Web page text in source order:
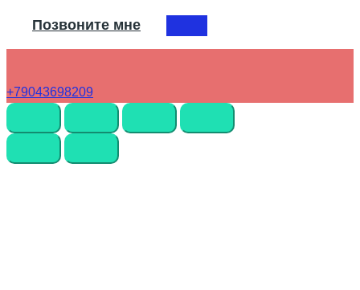
Позвоните мне
+79043698209